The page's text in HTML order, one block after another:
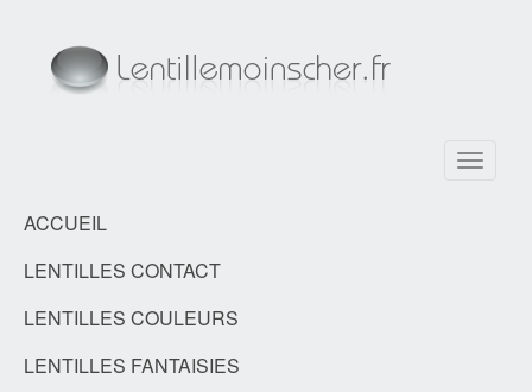
Toggle
ACCUEIL
LENTILLES CONTACT
LENTILLES COULEURS
LENTILLES FANTAISIES